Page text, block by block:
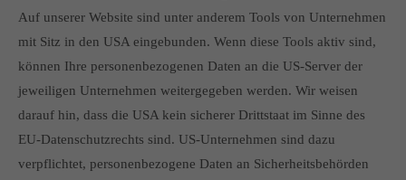
Auf unserer Website sind unter anderem Tools von Unternehmen
mit Sitz in den USA eingebunden. Wenn diese Tools aktiv sind,
können Ihre personenbezogenen Daten an die US-Server der
jeweiligen Unternehmen weitergegeben werden. Wir weisen
darauf hin, dass die USA kein sicherer Drittstaat im Sinne des
EU-Datenschutzrechts sind. US-Unternehmen sind dazu
verpflichtet, personenbezogene Daten an Sicherheitsbehörden